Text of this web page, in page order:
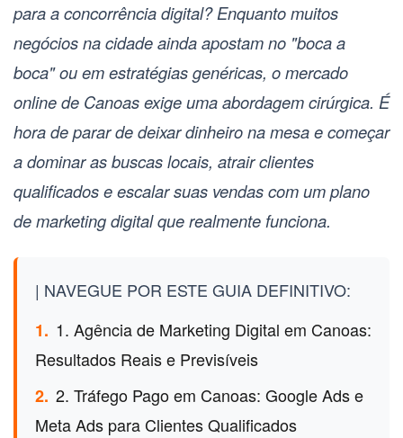
para a concorrência digital? Enquanto muitos
negócios na cidade ainda apostam no "boca a
boca" ou em estratégias genéricas, o mercado
online de Canoas exige uma abordagem cirúrgica. É
hora de parar de deixar dinheiro na mesa e começar
a dominar as buscas locais, atrair clientes
qualificados e escalar suas vendas com um plano
de marketing digital que realmente funciona.
| NAVEGUE POR ESTE GUIA DEFINITIVO:
1. 1. Agência de Marketing Digital em Canoas:
Resultados Reais e Previsíveis
2. 2. Tráfego Pago em Canoas: Google Ads e
Meta Ads para Clientes Qualificados